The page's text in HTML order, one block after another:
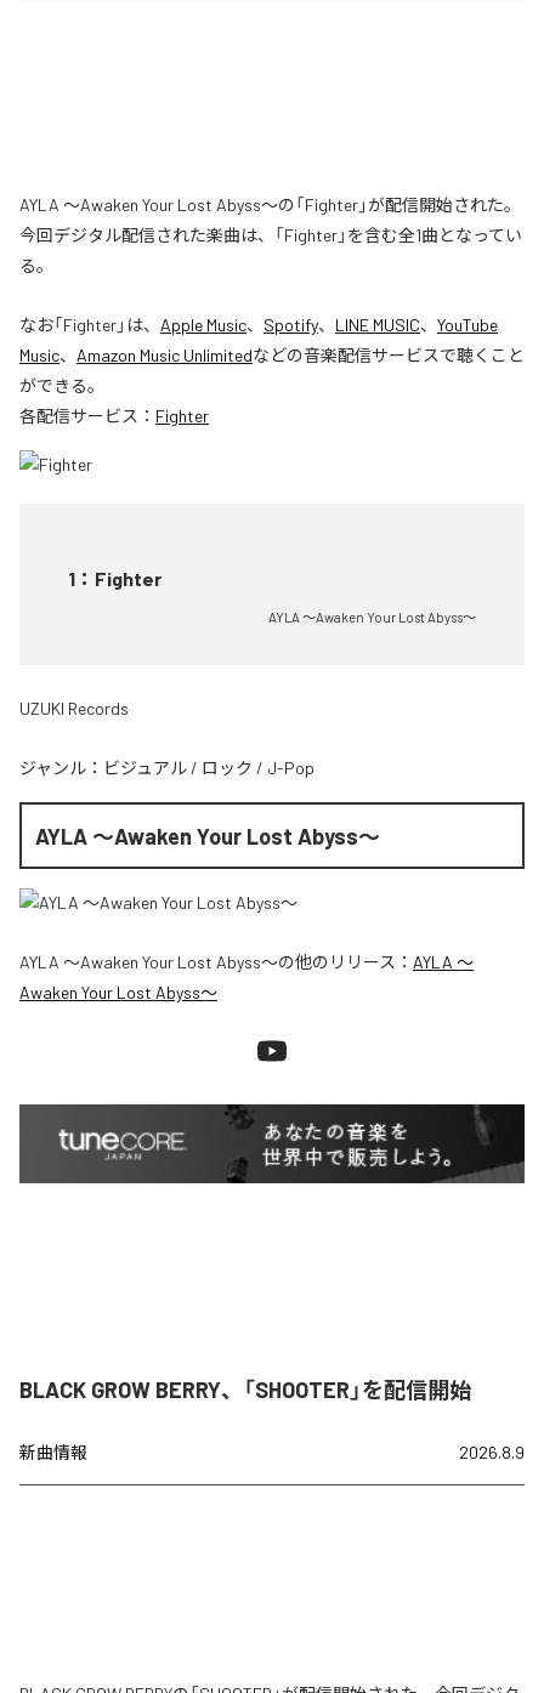
AYLA ～Awaken Your Lost Abyss～の「Fighter」が配信開始された。
今回デジタル配信された楽曲は、「Fighter」を含む全1曲となってい
る。
なお「Fighter」は、 Apple Music、 Spotify、 LINE MUSIC、 YouTube
Music、 Amazon Music Unlimitedなどの音楽配信サービスで聴くこと
ができる。
各配信サービス： Fighter
1 ： Fighter
AYLA ～Awaken Your Lost Abyss～
UZUKI Records
ジャンル： ビジュアル / ロック / J-Pop
AYLA ～Awaken Your Lost Abyss～
AYLA ～Awaken Your Lost Abyss～の他のリリース： AYLA ～
Awaken Your Lost Abyss～
BLACK GROW BERRY、「SHOOTER」を配信開始
新曲情報 2026.8.9